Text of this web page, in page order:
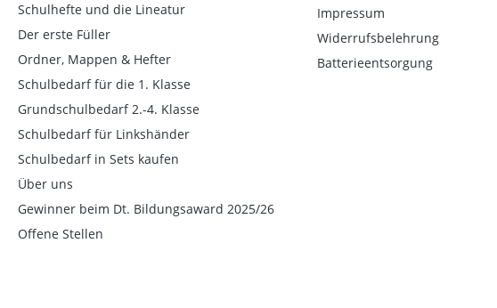
Schulhefte und die Lineatur
Der erste Füller
Ordner, Mappen & Hefter
Schulbedarf für die 1. Klasse
Grundschulbedarf 2.-4. Klasse
Schulbedarf für Linkshänder
Schulbedarf in Sets kaufen
Über uns
Gewinner beim Dt. Bildungsaward 2025/26
Offene Stellen
Impressum
Widerrufsbelehrung
Batterieentsorgung